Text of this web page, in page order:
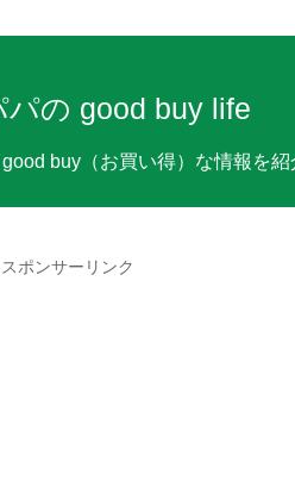
パの good buy life
buy（お買い得）な情報を紹
スポンサーリンク